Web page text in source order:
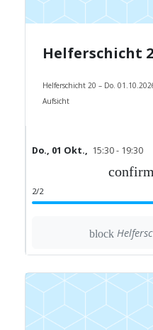
Helferschicht 20 – Do.
Aufsicht
Do., 01 Okt., 15:30 - 19:30
2/2
block